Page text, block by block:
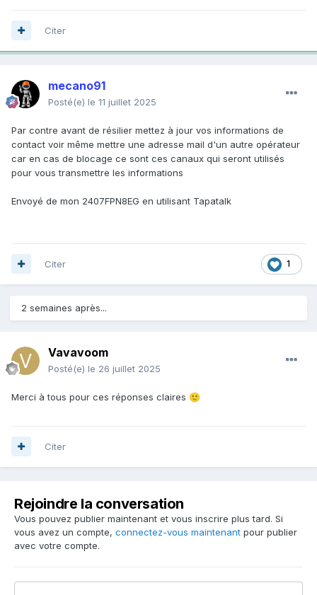
Citer
mecano91
Posté(e) le 11 juillet 2025
Par contre avant de résilier mettez à jour vos informations de
contact voir même mettre une adresse mail d'un autre opérateur
car en cas de blocage ce sont ces canaux qui seront utilisés
pour vous transmettre les informations
Envoyé de mon 2407FPN8EG en utilisant Tapatalk
1
Citer
2 semaines après...
Vavavoom
Posté(e) le 26 juillet 2025
Merci à tous pour ces réponses claires 🙂
Citer
Rejoindre la conversation
Vous pouvez publier maintenant et vous inscrire plus tard. Si
vous avez un compte, connectez-vous maintenant pour publier
avec votre compte.